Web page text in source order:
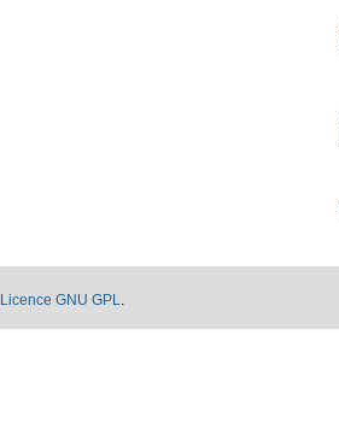
Licence GNU GPL